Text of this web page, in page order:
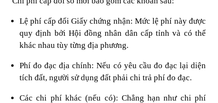
Lệ phí cấp đổi Giấy chứng nhận: Mức lệ phí này được
quy định bởi Hội đồng nhân dân cấp tỉnh và có thể
khác nhau tùy từng địa phương.
Phí đo đạc địa chính: Nếu có yêu cầu đo đạc lại diện
tích đất, người sử dụng đất phải chi trả phí đo đạc.
Các chi phí khác (nếu có): Chẳng hạn như chi phí